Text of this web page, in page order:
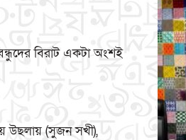
বিরাট একটা অংশই
উছলায় (সুজন সখী),